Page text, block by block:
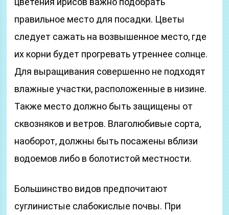
правильное место для посадки. Цветы
следует сажать на возвышенное место, где
их корни будет прогревать утреннее солнце.
Для выращивания совершенно не подходят
влажные участки, расположенные в низине.
Также место должно быть защищены от
сквозняков и ветров. Влаголюбивые сорта,
наоборот, должны быть посажены вблизи
водоемов либо в болотистой местности.
Большинство видов предпочитают
суглинистые слабокислые почвы. При